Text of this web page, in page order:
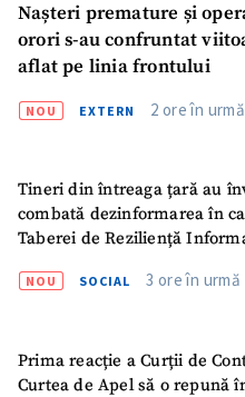
Nașteri premature și
orori s-au confruntat
aflat pe linia frontului
NOU EXTERN 2 ore în urmă
Tineri din întreaga țară au
combată dezinformarea în
Taberei de Reziliență
NOU SOCIAL 3 ore în urmă
Prima reacție a Curții de
Curtea de Apel să o repună
Fotografie
+ Încarcă imagine
+ Link media
Mesajul știrei
+ Mesajul știrei
CONTACT SURSĂ
Nume+ Numele meu